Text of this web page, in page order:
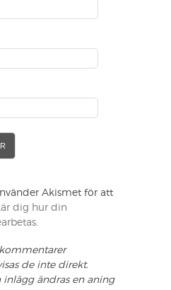
Akismet för att
dig hur din
.
de inte direkt.
inlägg ändras en aning